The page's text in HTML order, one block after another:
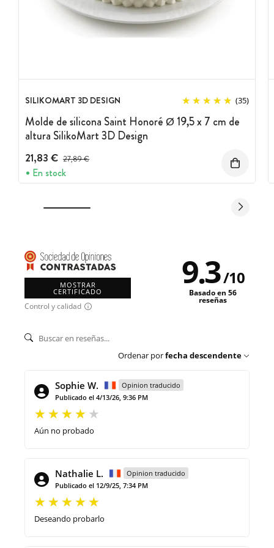
SILIKOMART 3D DESIGN (35)
Molde de silicona Saint Honoré Ø 19,5 x 7 cm de
altura SilikoMart 3D Design
21,83 € Precio antes del descuento
27,89 €
En stock
MOSTRAR
CERTIFICADO
Control y calidad
9.3/10
Basado en 56
reseñas
Ordenar porfecha descendente
Sophie W.
Opinion traducido
Publicado el 4/13/26, 9:36 PM
Aún no probado
Nathalie L.
Opinion traducido
Publicado el 12/9/25, 7:34 PM
Deseando probarlo